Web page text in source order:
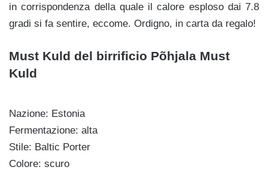
in corrispondenza della quale il calore esploso dai 7.8
gradi si fa sentire, eccome. Ordigno, in carta da regalo!
Must Kuld del birrificio Põhjala Must
Kuld
Nazione: Estonia
Fermentazione: alta
Stile: Baltic Porter
Colore: scuro